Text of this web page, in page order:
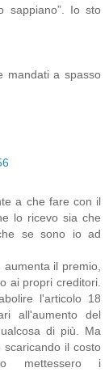
sappiano”. Io sto
mandati a spasso
a che fare con il
lo ricevo sia che
se sono io ad
il premio,
ai propri creditori.
l'articolo 18
all'aumento del
di più. Ma
scaricando il costo
mettessero i